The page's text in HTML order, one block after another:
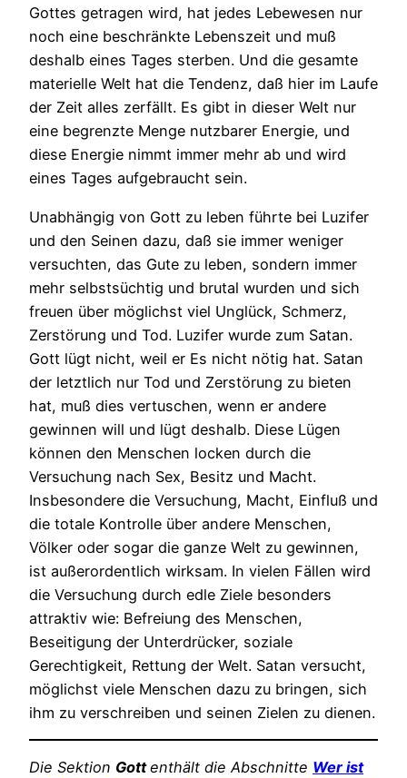
Gottes getragen wird, hat jedes Lebewesen nur
noch eine beschränkte Lebenszeit und muß
deshalb eines Tages sterben. Und die gesamte
materielle Welt hat die Tendenz, daß hier im Laufe
der Zeit alles zerfällt. Es gibt in dieser Welt nur
eine begrenzte Menge nutzbarer Energie, und
diese Energie nimmt immer mehr ab und wird
eines Tages aufgebraucht sein.
Unabhängig von Gott zu leben führte bei Luzifer
und den Seinen dazu, daß sie immer weniger
versuchten, das Gute zu leben, sondern immer
mehr selbstsüchtig und brutal wurden und sich
freuen über möglichst viel Unglück, Schmerz,
Zerstörung und Tod. Luzifer wurde zum Satan.
Gott lügt nicht, weil er Es nicht nötig hat. Satan
der letztlich nur Tod und Zerstörung zu bieten
hat, muß dies vertuschen, wenn er andere
gewinnen will und lügt deshalb. Diese Lügen
können den Menschen locken durch die
Versuchung nach Sex, Besitz und Macht.
Insbesondere die Versuchung, Macht, Einfluß und
die totale Kontrolle über andere Menschen,
Völker oder sogar die ganze Welt zu gewinnen,
ist außerordentlich wirksam. In vielen Fällen wird
die Versuchung durch edle Ziele besonders
attraktiv wie: Befreiung des Menschen,
Beseitigung der Unterdrücker, soziale
Gerechtigkeit, Rettung der Welt. Satan versucht,
möglichst viele Menschen dazu zu bringen, sich
ihm zu verschreiben und seinen Zielen zu dienen.
Die Sektion Gottenthält die Abschnitte Wer ist